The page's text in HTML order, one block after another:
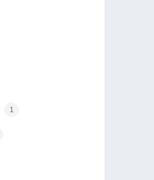
1